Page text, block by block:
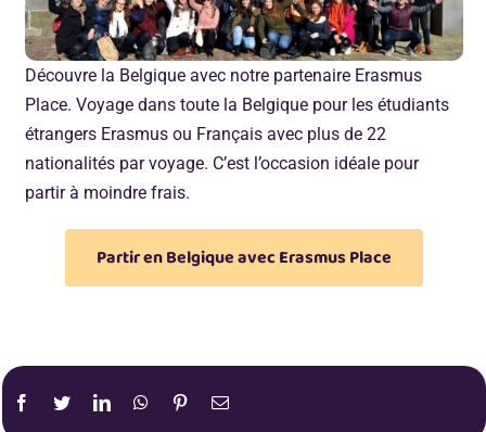
Découvre la Belgique avec notre partenaire Erasmus
Place. Voyage dans toute la Belgique pour les étudiants
étrangers Erasmus ou Français avec plus de 22
nationalités par voyage. C’est l’occasion idéale pour
partir à moindre frais.
Partir en Belgique avec Erasmus Place